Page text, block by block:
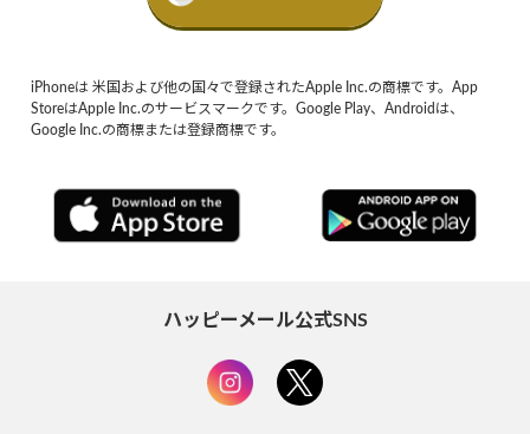
iPhoneは 米国および他の国々で登録されたApple Inc.の商標です。App
StoreはApple Inc.のサービスマークです。Google Play、Androidは、
Google Inc.の商標または登録商標です。
ハッピーメール公式SNS